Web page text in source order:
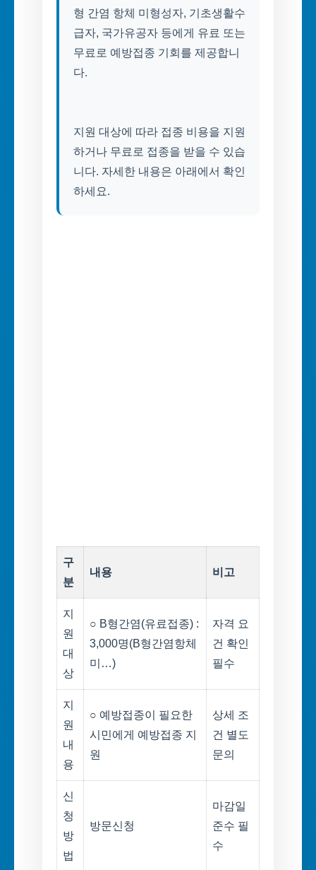
형 간염 항체 미형성자, 기초생활수
급자, 국가유공자 등에게 유료 또는
무료로 예방접종 기회를 제공합니
다.
지원 대상에 따라 접종 비용을 지원
하거나 무료로 접종을 받을 수 있습
니다. 자세한 내용은 아래에서 확인
구
분
내용 비고
지
원
대
상
○ B형간염(유료접종) :
3,000명(B형간염항체
미…)
자격 요
건 확인
필수
지
원
내
용
○ 예방접종이 필요한
시민에게 예방접종 지
원
상세 조
건 별도
문의
신
청
방
법
방문신청
마감일
준수 필
수